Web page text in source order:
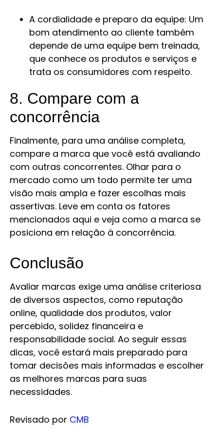
A cordialidade e preparo da equipe: Um
bom atendimento ao cliente também
depende de uma equipe bem treinada,
que conhece os produtos e serviços e
trata os consumidores com respeito.
8. Compare com a
concorrência
Finalmente, para uma análise completa,
compare a marca que você está avaliando
com outras concorrentes. Olhar para o
mercado como um todo permite ter uma
visão mais ampla e fazer escolhas mais
assertivas. Leve em conta os fatores
mencionados aqui e veja como a marca se
posiciona em relação à concorrência.
Conclusão
Avaliar marcas exige uma análise criteriosa
de diversos aspectos, como reputação
online, qualidade dos produtos, valor
percebido, solidez financeira e
responsabilidade social. Ao seguir essas
dicas, você estará mais preparado para
tomar decisões mais informadas e escolher
as melhores marcas para suas
necessidades.
Revisado por CMB